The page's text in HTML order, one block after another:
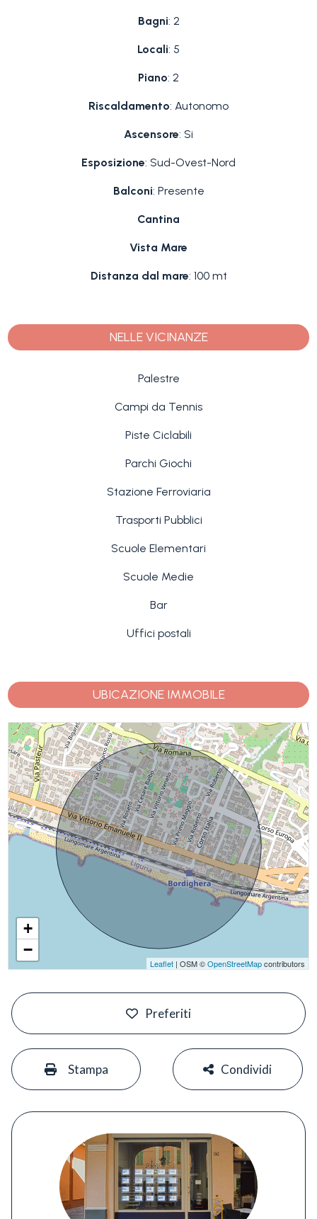
Bagni: 2
Locali: 5
Piano: 2
Riscaldamento: Autonomo
Ascensore: Si
Esposizione: Sud-Ovest-Nord
Balconi: Presente
Cantina
Vista Mare
Distanza dal mare: 100 mt
NELLE VICINANZE
Palestre
Campi da Tennis
Piste Ciclabili
Parchi Giochi
Stazione Ferroviaria
Trasporti Pubblici
Scuole Elementari
Scuole Medie
Bar
Uffici postali
UBICAZIONE IMMOBILE
+
−
Leaflet| OSM ©OpenStreetMapcontributors
Preferiti
Stampa Condividi